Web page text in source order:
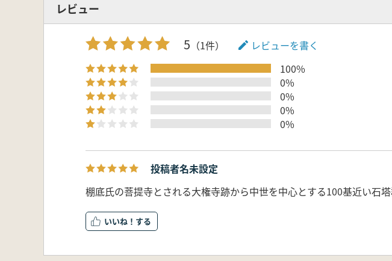
レビュー
5 （1件）
レビューを書く
100%
0%
0%
0%
0%
投稿者名未設定
棚底氏の菩提寺とされる大権寺跡から中世を中心とする100基近い石
いいね！